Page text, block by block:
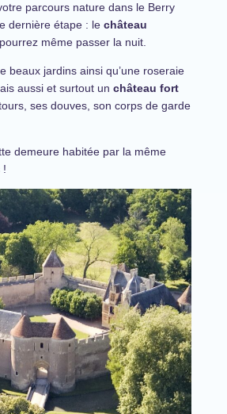
parcours nature dans le Berry
dernière étape : le château
même passer la nuit.
beaux jardins ainsi qu’une roseraie
aussi et surtout un château fort
ses douves, son corps de garde
demeure habitée par la même
!